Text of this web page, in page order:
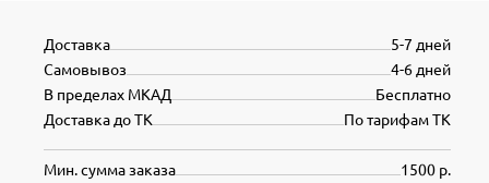
5-7 дней
Доставка
4-6 дней
Самовывоз
Бесплатно
В пределах МКАД
По тарифам ТК
Доставка до ТК
1500 р.
Мин. сумма заказа